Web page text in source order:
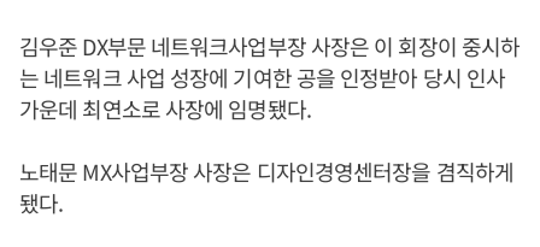
김우준 DX부문 네트워크사업부장 사장은 이 회장이 중시하
는 네트워크 사업 성장에 기여한 공을 인정받아 당시 인사
가운데 최연소로 사장에 임명됐다.
노태문 MX사업부장 사장은 디자인경영센터장을 겸직하게
됐다.